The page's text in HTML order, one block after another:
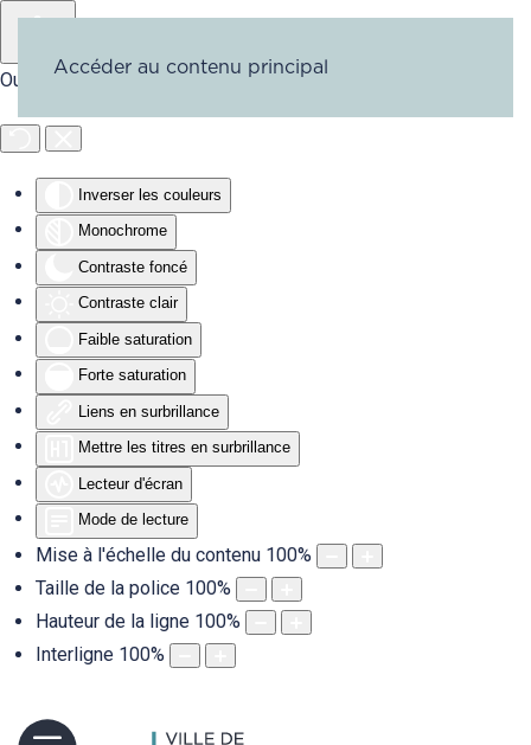
Outils d'accessibilité
Inverser les couleurs
Monochrome
Contraste foncé
Contraste clair
Faible saturation
Forte saturation
Liens en surbrillance
Mettre les titres en surbrillance
Lecteur d'écran
Mode de lecture
Mise à l'échelle du contenu 100%
Taille de la police 100%
Hauteur de la ligne 100%
Interligne 100%
Accéder au contenu principal